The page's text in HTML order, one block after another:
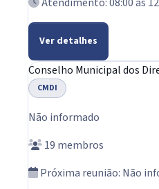
Ver detalhes
Conselho Municipal dos
CMDI
Não informado
19 membros
Próxima reunião: Não